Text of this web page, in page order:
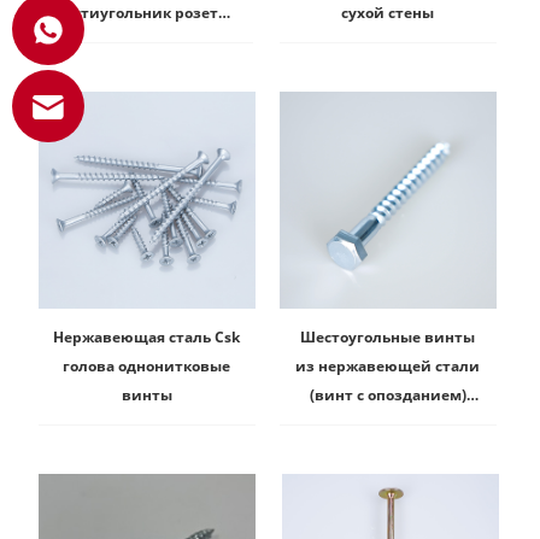
шестиугольник розетки
деревянный винт для
сухой стены
Нержавеющая сталь Csk
голова однонитковые
винты
Шестоугольные винты
из нержавеющей стали
(винт с опозданием)